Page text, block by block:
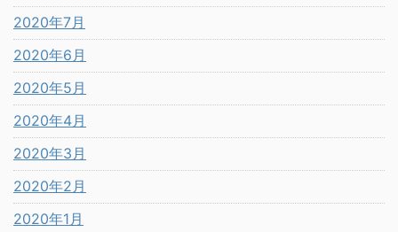
2020年7月
2020年6月
2020年5月
2020年4月
2020年3月
2020年2月
2020年1月